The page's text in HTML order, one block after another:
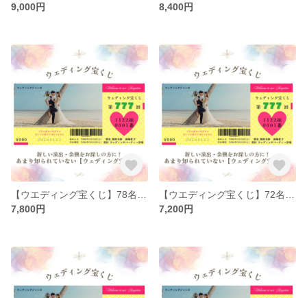
9,000円
8,400円
7,800円
7,200円